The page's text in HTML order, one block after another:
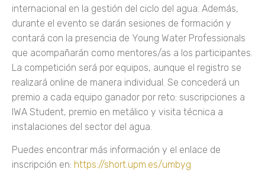
internacional en la gestión del ciclo del agua. Además,
durante el evento se darán sesiones de formación y
contará con la presencia de Young Water Professionals
que acompañarán como mentores/as a los participantes.
La competición será por equipos, aunque el registro se
realizará online de manera individual. Se concederá un
premio a cada equipo ganador por reto: suscripciones a
IWA Student, premio en metálico y visita técnica a
instalaciones del sector del agua.
Puedes encontrar más información y el enlace de
inscripción en: https://short.upm.es/umbyg